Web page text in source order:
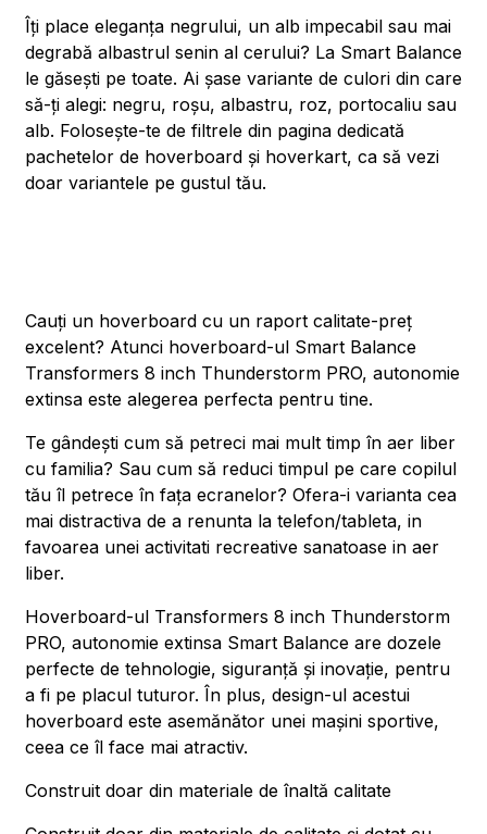
Îți place eleganța negrului, un alb impecabil sau mai
degrabă albastrul senin al cerului? La Smart Balance
le găsești pe toate. Ai șase variante de culori din care
să-ți alegi: negru, roșu, albastru, roz, portocaliu sau
alb. Folosește-te de filtrele din pagina dedicată
pachetelor de hoverboard și hoverkart, ca să vezi
doar variantele pe gustul tău.
Cauți un hoverboard cu un raport calitate-preț
excelent? Atunci hoverboard-ul Smart Balance
Transformers 8 inch Thunderstorm PRO, autonomie
extinsa este alegerea perfecta pentru tine.
Te gândești cum să petreci mai mult timp în aer liber
cu familia? Sau cum să reduci timpul pe care copilul
tău îl petrece în fața ecranelor? Ofera-i varianta cea
mai distractiva de a renunta la telefon/tableta, in
favoarea unei activitati recreative sanatoase in aer
liber.
Hoverboard-ul Transformers 8 inch Thunderstorm
PRO, autonomie extinsa Smart Balance are dozele
perfecte de tehnologie, siguranță și inovație, pentru
a fi pe placul tuturor. În plus, design-ul acestui
hoverboard este asemănător unei mașini sportive,
ceea ce îl face mai atractiv.
Construit doar din materiale de înaltă calitate